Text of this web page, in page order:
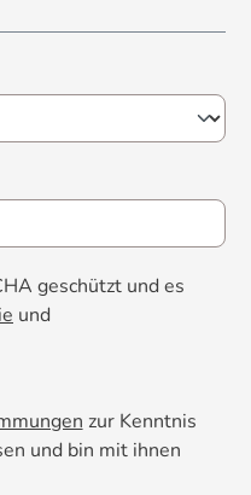
Erkrankungen zu
müssen
geschützt und es
und
zur Kenntnis
und bin mit ihnen